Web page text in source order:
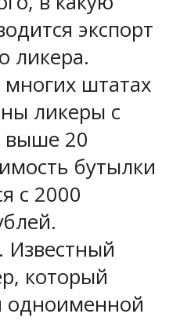
экспорт
ликера.
штатах
ликеры с
выше 20
бутылки
с 2000
который
одноименной